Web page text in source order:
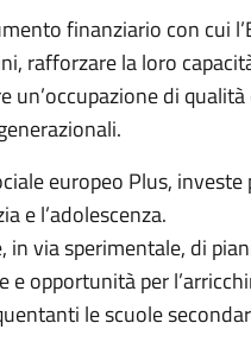
finanziario con cui
rafforzare la loro
di
europeo Plus,
e l’adolescenza.
in via sperimentale, di
opportunità per
le scuole